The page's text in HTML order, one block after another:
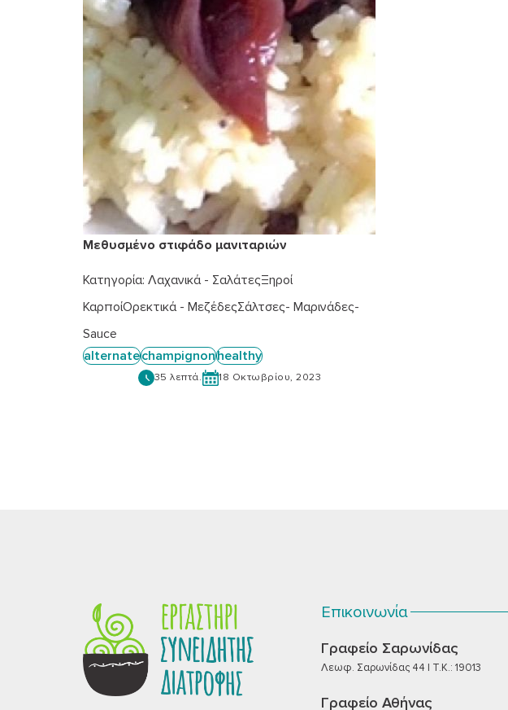
Μεθυσμένο στιφάδο μανιταριών
Κατηγορία: Λαχανικά - ΣαλάτεςΞηροί
ΚαρποίΟρεκτικά - ΜεζέδεςΣάλτσες- Μαρινάδες-
Sauce
alternatechampignonhealthy
35 λεπτά. 18 Οκτωβρίου, 2023
Επικοινωνία
Γραφείο Σαρωνίδας
Λεωφ. Σαρωνίδας 44 | T.K.: 19013
Γραφείο Αθήνας